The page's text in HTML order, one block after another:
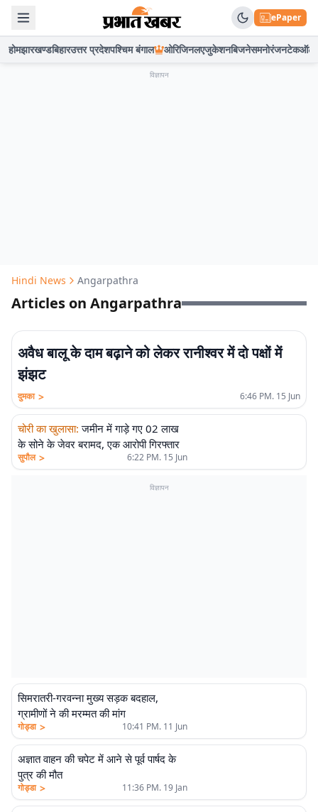
ePaper
होमझारखण्डबिहारउत्तर प्रदेशपश्चिम बंगाल ओरिजिनलएजुकेशनबिजनेसमनोरंजनटेकऑटो
विज्ञापन
Hindi News Angarpathra
Articles on Angarpathra
अवैध बालू के दाम बढ़ाने को लेकर रानीश्वर में दो पक्षों में
झंझट
दुमका > 6:46 PM. 15 Jun
चोरी का खुलासा: जमीन में गाड़े गए 02 लाख
के सोने के जेवर बरामद, एक आरोपी गिरफ्तार
सुपौल > 6:22 PM. 15 Jun
विज्ञापन
सिमरातरी-गरवन्ना मुख्य सड़क बदहाल,
ग्रामीणों ने की मरम्मत की मांग
गोड्डा > 10:41 PM. 11 Jun
अज्ञात वाहन की चपेट में आने से पूर्व पार्षद के
पुत्र की मौत
गोड्डा > 11:36 PM. 19 Jan